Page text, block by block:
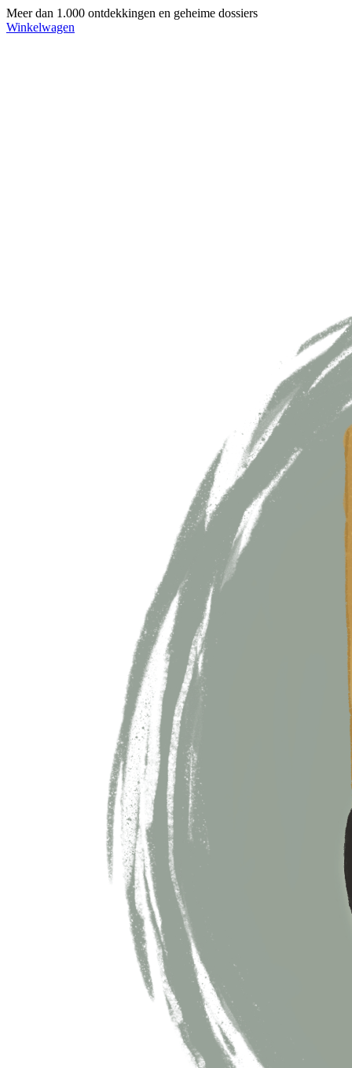
Meer dan 1.000 ontdekkingen en geheime dossiers
Winkelwagen